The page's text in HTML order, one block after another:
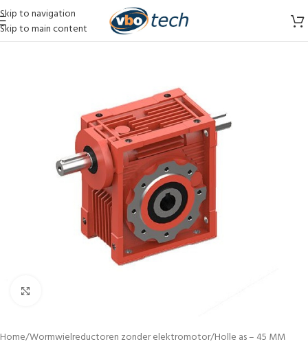
Skip to navigation
Skip to main content
Home/Wormwielreductoren zonder elektromotor/Holle as – 45 MM